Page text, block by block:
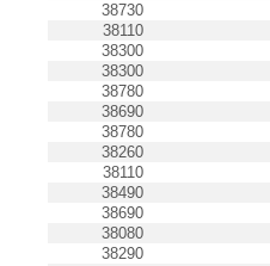
38730
38110
38300
38300
38780
38690
38780
38260
38110
38490
38690
38080
38290